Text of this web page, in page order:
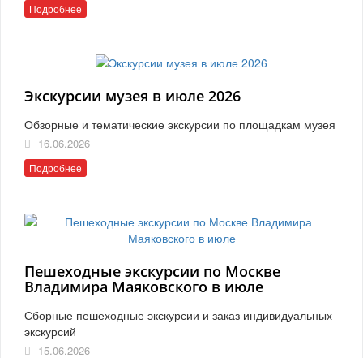
Подробнее
Экскурсии музея в июле 2026
Обзорные и тематические экскурсии по площадкам музея
16.06.2026
Подробнее
Пешеходные экскурсии по Москве
Владимира Маяковского в июле
Сборные пешеходные экскурсии и заказ индивидуальных
экскурсий
15.06.2026